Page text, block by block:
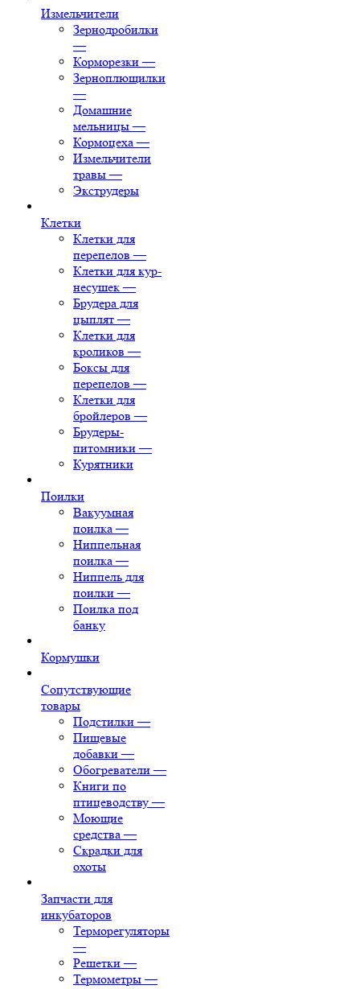
Измельчители
Зернодробилки
—
Корморезки —
Зерноплющилки
—
Домашние
мельницы —
Кормоцеха —
Измельчители
травы —
Экструдеры
Клетки
Клетки для
перепелов —
Клетки для кур-
несушек —
Брудера для
цыплят —
Клетки для
кроликов —
Боксы для
перепелов —
Клетки для
бройлеров —
Брудеры-
питомники —
Курятники
Поилки
Вакуумная
поилка —
Ниппельная
поилка —
Ниппель для
поилки —
Поилка под
банку
Кормушки
Сопутствующие
товары
Подстилки —
Пищевые
добавки —
Обогреватели —
Книги по
птицеводству —
Моющие
средства —
Скрадки для
охоты
Запчасти для
инкубаторов
Терморегуляторы
—
Решетки —
Термометры —